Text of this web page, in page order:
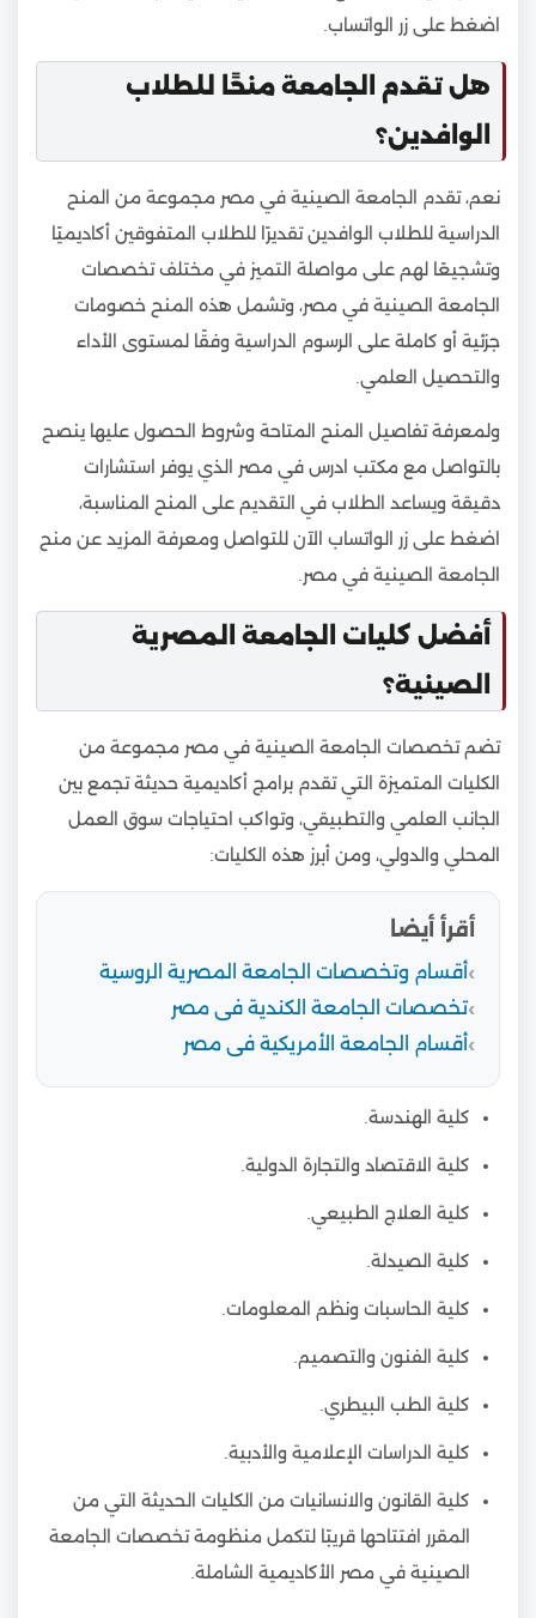
اضغط على زر الواتساب.
هل تقدم الجامعة منحًا للطلاب
الوافدين؟
نعم، تقدم الجامعة الصينية في مصر مجموعة من المنح
الدراسية للطلاب الوافدين تقديرًا للطلاب المتفوقين أكاديميًا
وتشجيعًا لهم على مواصلة التميز في مختلف تخصصات
الجامعة الصينية في مصر، وتشمل هذه المنح خصومات
جزئية أو كاملة على الرسوم الدراسية وفقًا لمستوى الأداء
والتحصيل العلمي.
ولمعرفة تفاصيل المنح المتاحة وشروط الحصول عليها ينصح
بالتواصل مع مكتب ادرس في مصر الذي يوفر استشارات
دقيقة ويساعد الطلاب في التقديم على المنح المناسبة،
اضغط على زر الواتساب الآن للتواصل ومعرفة المزيد عن منح
الجامعة الصينية في مصر.
أفضل كليات الجامعة المصرية
الصينية؟
تضم تخصصات الجامعة الصينية في مصر مجموعة من
الكليات المتميزة التي تقدم برامج أكاديمية حديثة تجمع بين
الجانب العلمي والتطبيقي، وتواكب احتياجات سوق العمل
المحلي والدولي، ومن أبرز هذه الكليات:
أقرأ أيضا
أقسام وتخصصات الجامعة المصرية الروسية
تخصصات الجامعة الكندية فى مصر
أقسام الجامعة الأمريكية فى مصر
كلية الهندسة.
كلية الاقتصاد والتجارة الدولية.
كلية العلاج الطبيعي.
كلية الصيدلة.
كلية الحاسبات ونظم المعلومات.
كلية الفنون والتصميم.
كلية الطب البيطري.
كلية الدراسات الإعلامية والأدبية.
كلية القانون والانسانيات من الكليات الحديثة التي من
المقرر افتتاحها قريبًا لتكمل منظومة تخصصات الجامعة
الصينية في مصر الأكاديمية الشاملة.